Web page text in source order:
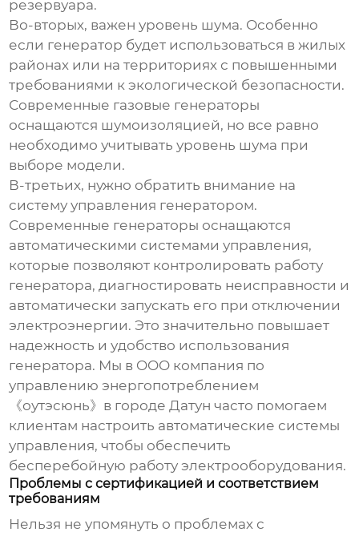
резервуара.
Во-вторых, важен уровень шума. Особенно
если генератор будет использоваться в жилых
районах или на территориях с повышенными
требованиями к экологической безопасности.
Современные газовые генераторы
оснащаются шумоизоляцией, но все равно
необходимо учитывать уровень шума при
выборе модели.
В-третьих, нужно обратить внимание на
систему управления генератором.
Современные генераторы оснащаются
автоматическими системами управления,
которые позволяют контролировать работу
генератора, диагностировать неисправности и
автоматически запускать его при отключении
электроэнергии. Это значительно повышает
надежность и удобство использования
генератора. Мы в OOO компания по
управлению энергопотреблением
《оутэсюнь》в городе Датун часто помогаем
клиентам настроить автоматические системы
управления, чтобы обеспечить
бесперебойную работу электрооборудования.
Проблемы с сертификацией и соответствием
требованиям
Нельзя не упомянуть о проблемах с